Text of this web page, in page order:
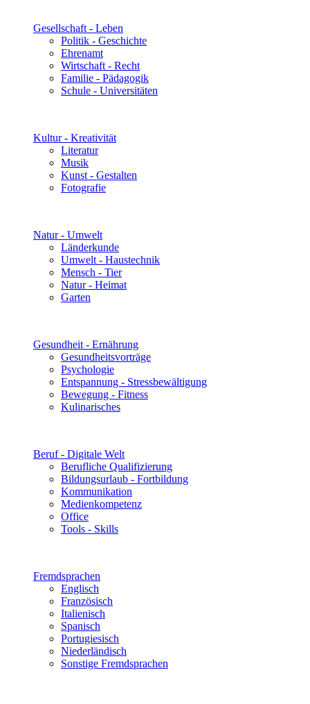
Gesellschaft - Leben
Politik - Geschichte
Ehrenamt
Wirtschaft - Recht
Familie - Pädagogik
Schule - Universitäten
Kultur - Kreativität
Literatur
Musik
Kunst - Gestalten
Fotografie
Natur - Umwelt
Länderkunde
Umwelt - Haustechnik
Mensch - Tier
Natur - Heimat
Garten
Gesundheit - Ernährung
Gesundheitsvorträge
Psychologie
Entspannung - Stressbewältigung
Bewegung - Fitness
Kulinarisches
Beruf - Digitale Welt
Berufliche Qualifizierung
Bildungsurlaub - Fortbildung
Kommunikation
Medienkompetenz
Office
Tools - Skills
Fremdsprachen
Englisch
Französisch
Italienisch
Spanisch
Portugiesisch
Niederländisch
Sonstige Fremdsprachen